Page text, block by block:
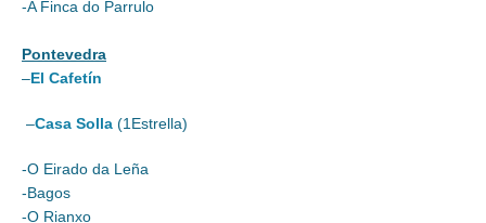
-A Finca do Parrulo
Pontevedra
–El Cafetín
–Casa Solla (1Estrella)
-O Eirado da Leña
-Bagos
-O Rianxo